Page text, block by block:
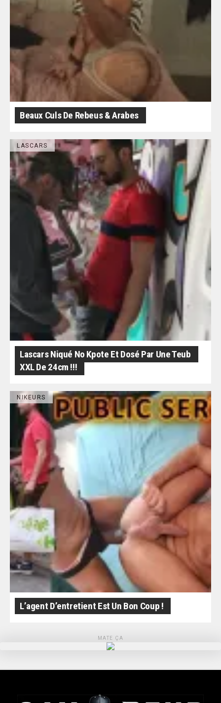
Beaux Culs De Rebeus & Arabes
LASCARS
Lascars Niqué No Kpote Et Dosé Par Une Teub
XXL De 24cm !!!
NIKEURS
L’agent D’entretient Est Un Bon Coup !
MATE ÇA